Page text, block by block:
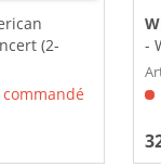
(2-
-